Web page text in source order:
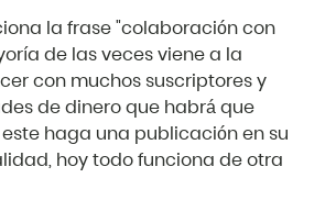
la frase "colaboración con
de las veces viene a la
con muchos suscriptores y
de dinero que habrá que
haga una publicación en su
hoy todo funciona de otra